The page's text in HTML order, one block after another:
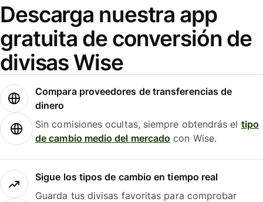
Descarga nuestra app
gratuita de conversión de
divisas Wise
Compara proveedores de transferencias de
dinero
Sin comisiones ocultas, siempre obtendrás el tipo
de cambio medio del mercado con Wise.
Sigue los tipos de cambio en tiempo real
Guarda tus divisas favoritas para comprobar